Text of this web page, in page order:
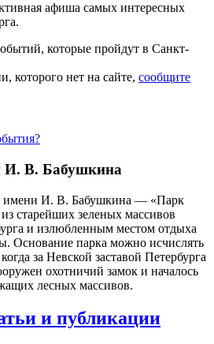
афиша самых интересных
которые пройдут в Санкт-
которого нет на сайте, сообщите
И. В. Бабушкина
имени И. В. Бабушкина — «Парк
старейших зеленых массивов
и излюбленным местом отдыха
Основание парка можно исчислять
за Невской заставой Петербурга
охотничий замок и началось
лесных массивов.
и публикации